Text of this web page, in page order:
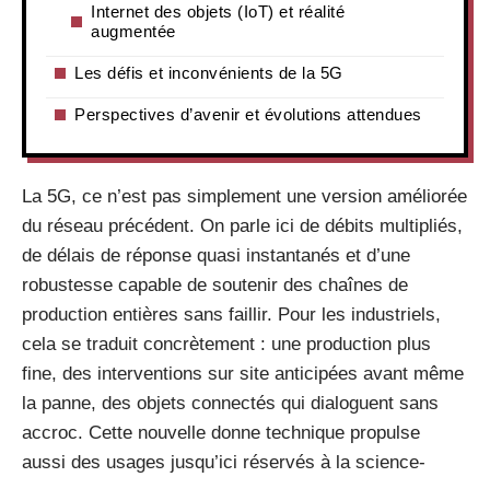
Internet des objets (IoT) et réalité
augmentée
Les défis et inconvénients de la 5G
Perspectives d’avenir et évolutions attendues
La 5G, ce n’est pas simplement une version améliorée
du réseau précédent. On parle ici de débits multipliés,
de délais de réponse quasi instantanés et d’une
robustesse capable de soutenir des chaînes de
production entières sans faillir. Pour les industriels,
cela se traduit concrètement : une production plus
fine, des interventions sur site anticipées avant même
la panne, des objets connectés qui dialoguent sans
accroc. Cette nouvelle donne technique propulse
aussi des usages jusqu’ici réservés à la science-